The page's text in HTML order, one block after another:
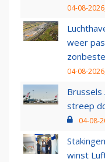
04-08-
weer
04-08-
Brussels
streep
04-08-
winst